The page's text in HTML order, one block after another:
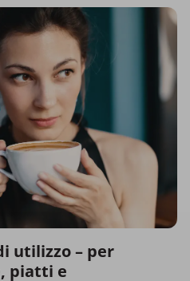
utilizzo – per
piatti e